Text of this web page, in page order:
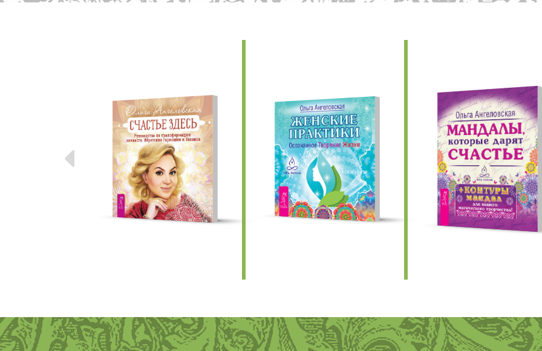
Предыдущие